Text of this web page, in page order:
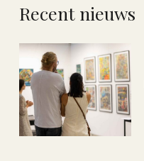
Recent nieuws